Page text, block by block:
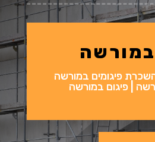
במורשה
פיגומים במורשה
| פיגום במורשה